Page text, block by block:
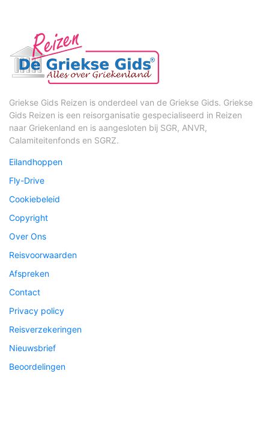
Griekse Gids Reizen is onderdeel van de Griekse Gids. Griekse
Gids Reizen is een reisorganisatie gespecialiseerd in Reizen
naar Griekenland en is aangesloten bij SGR, ANVR,
Calamiteitenfonds en SGRZ.
Eilandhoppen
Fly-Drive
Cookiebeleid
Copyright
Over Ons
Reisvoorwaarden
Afspreken
Contact
Privacy policy
Reisverzekeringen
Nieuwsbrief
Beoordelingen